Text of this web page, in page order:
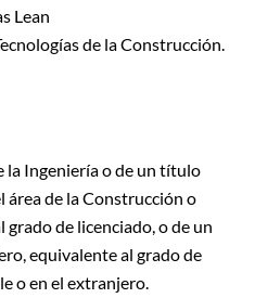
Lean
de la Construcción.
la Ingeniería o de un título
área de la Construcción o
de licenciado, o de un
equivalente al grado de
o en el extranjero.